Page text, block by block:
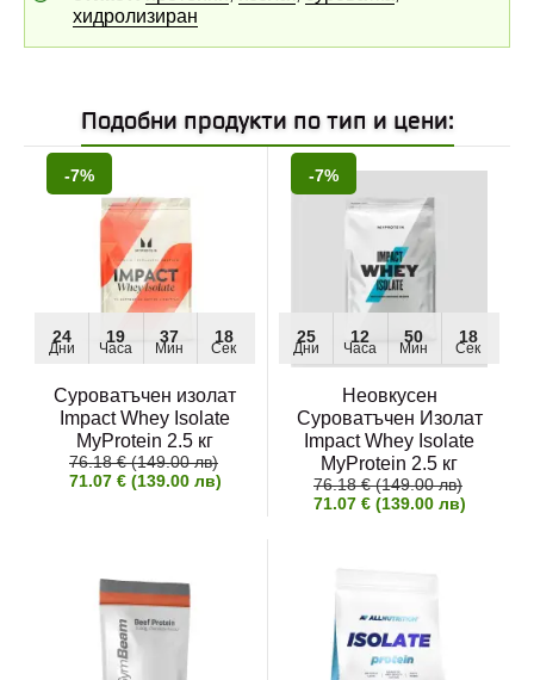
хидролизиран
Подобни продукти по тип и цени:
-7%
24
Дни
19
Часа
37
Мин
17
Сек
Суроватъчен изолат
Impact Whey Isolate
MyProtein 2.5 кг
76.18 € (149.00 лв)
71.07 € (139.00 лв)
-7%
25
Дни
12
Часа
50
Мин
17
Сек
Неовкусен
Суроватъчен Изолат
Impact Whey Isolate
MyProtein 2.5 кг
76.18 € (149.00 лв)
71.07 € (139.00 лв)